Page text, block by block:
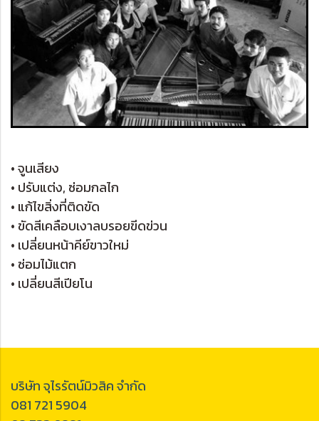
• จูนเสียง
• ปรับแต่ง, ซ่อมกลไก
• แก้ไขสิ่งที่ติดขัด
• ขัดสีเคลือบเงาลบรอยขีดข่วน
• เปลี่ยนหน้าคีย์ขาวใหม่
• ซ่อมไม้แตก
• เปลี่ยนสีเปียโน
บริษัท จุไรรัตน์มิวสิค จำกัด
081 721 5904